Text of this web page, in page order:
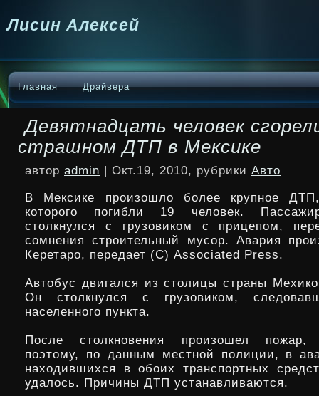
Лисин Алексей
Главная Драйвера
Девятнадцать человек
страшном ДТП в Мексике
автор admin | Окт.19, 2010, рубрики Авто
В Мексике произошло более крупное
которого погибли 19 человек.
столкнулся с грузовиком с прицепом,
сомнения строительный мусор. Авария
Керетаро, передает (C) Associated Press.
Автобус двигался из столицы страны
Он столкнулся с грузовиком,
населенного пункта.
После столкновения произошел пожар,
поэтому, по данным местной полиции, в
находившихся в обоих транспортных
удалось. Причины ДТП устанавливаются.